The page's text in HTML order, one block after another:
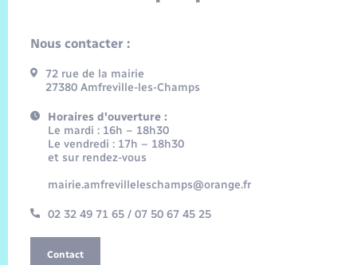
Nous contacter :
72 rue de la mairie
27380 Amfreville-les-Champs
Horaires d'ouverture :
Le mardi : 16h – 18h30
Le vendredi : 17h – 18h30
et sur rendez-vous
mairie.amfrevilleleschamps@orange.fr
02 32 49 71 65 / 07 50 67 45 25
Contact